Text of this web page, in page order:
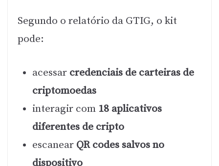
Segundo o relatório da GTIG, o kit
pode:
acessar credenciais de carteiras de
criptomoedas
interagir com 18 aplicativos
diferentes de cripto
escanear QR codes salvos no
dispositivo